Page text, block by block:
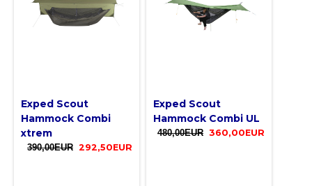
Exped Scout
Hammock Combi
xtrem
390,00EUR 292,50EUR
Exped Scout
Hammock Combi UL
480,00EUR 360,00EUR